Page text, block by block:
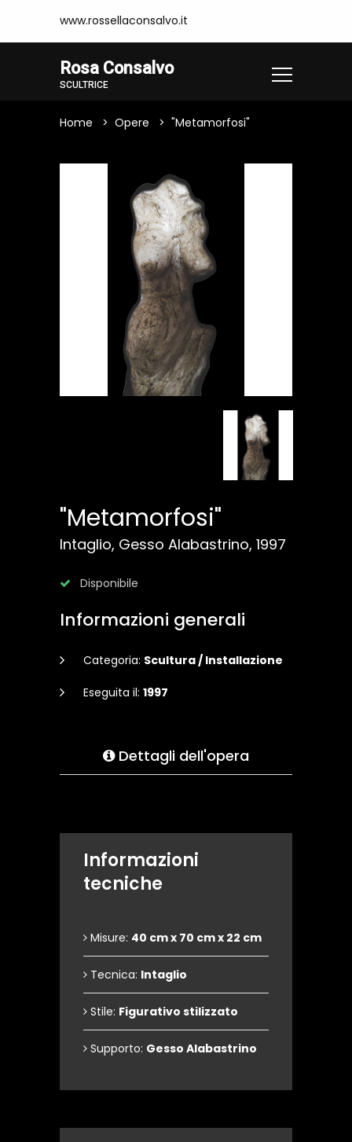
www.rossellaconsalvo.it
Rosa Consalvo
SCULTRICE
Home Opere "Metamorfosi"
"Metamorfosi"
Intaglio, Gesso Alabastrino, 1997
Disponibile
Informazioni generali
Categoria: Scultura / Installazione
Eseguita il: 1997
Dettagli dell'opera
Informazioni
tecniche
Misure: 40 cm x 70 cm x 22 cm
Tecnica: Intaglio
Stile: Figurativo stilizzato
Supporto: Gesso Alabastrino